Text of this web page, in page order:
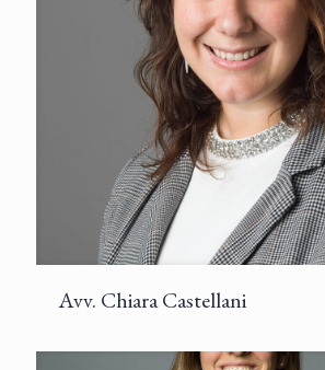
Avv. Chiara Castellani